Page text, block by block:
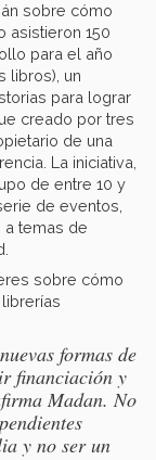
sobre cómo
asistieron 150
para el año
libros), un
para lograr
creado por tres
de una
La iniciativa,
de entre 10 y
de eventos,
a temas de
sobre cómo
formas de
financiación y
Madan. No
y no ser un